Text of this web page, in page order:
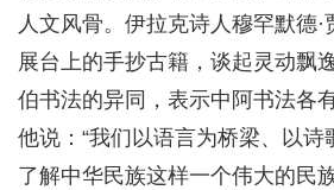
人文风骨。伊拉克诗人穆罕默德
展台上的手抄古籍，谈起灵动飘
伯书法的异同，表示中阿书法各
他说：“我们以语言为桥梁、以诗
了解中华民族这样一个伟大的民